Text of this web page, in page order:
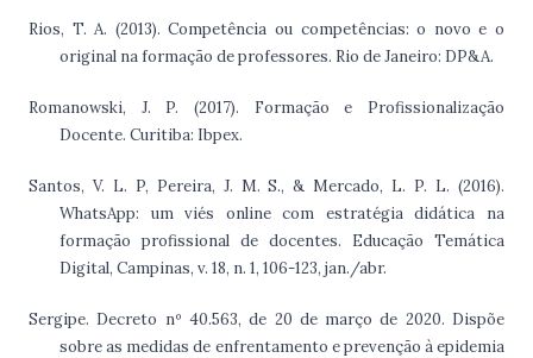
Rios, T. A. (2013). Competência ou competências: o novo e o
original na formação de professores. Rio de Janeiro: DP&A.
Romanowski, J. P. (2017). Formação e Profissionalização
Docente. Curitiba: Ibpex.
Santos, V. L. P, Pereira, J. M. S., & Mercado, L. P. L. (2016).
WhatsApp: um viés online com estratégia didática na
formação profissional de docentes. Educação Temática
Digital, Campinas, v. 18, n. 1, 106-123, jan./abr.
Sergipe. Decreto nº 40.563, de 20 de março de 2020. Dispõe
sobre as medidas de enfrentamento e prevenção à epidemia